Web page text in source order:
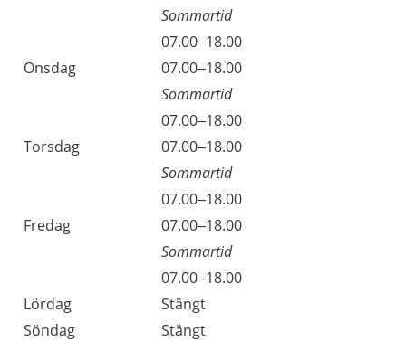
Sommartid
07.00–18.00
Onsdag
07.00–18.00
Sommartid
07.00–18.00
Torsdag
07.00–18.00
Sommartid
07.00–18.00
Fredag
07.00–18.00
Sommartid
07.00–18.00
Lördag
Stängt
Söndag
Stängt